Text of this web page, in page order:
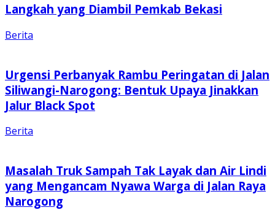
Langkah yang Diambil Pemkab Bekasi
Berita
Urgensi Perbanyak Rambu Peringatan di Jalan
Siliwangi-Narogong: Bentuk Upaya Jinakkan
Jalur Black Spot
Berita
Masalah Truk Sampah Tak Layak dan Air Lindi
yang Mengancam Nyawa Warga di Jalan Raya
Narogong